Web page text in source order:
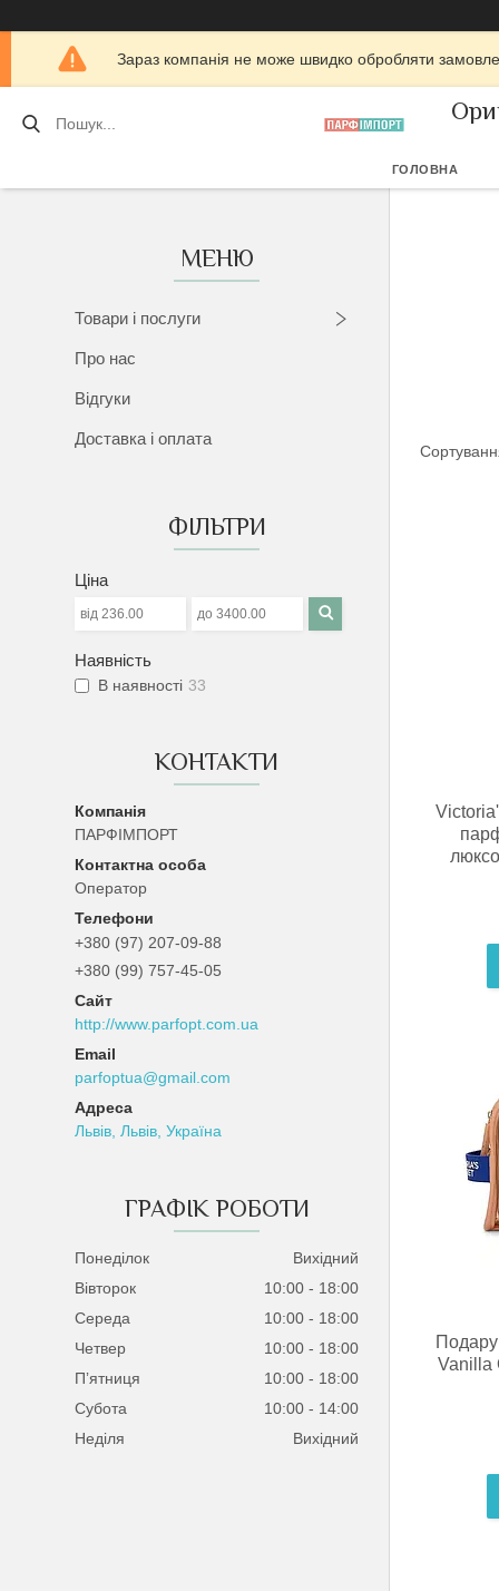
Зараз компанія не може швидко обробляти
ГОЛОВНА
Товари і послуги
Про нас
Відгуки
Доставка і оплата
ФІЛЬТРИ
Ціна
Наявність
В наявності 33
КОНТАКТИ
ПАРФІМПОРТ
Оператор
+380 (97) 207-09-88
+380 (99) 757-45-05
http://www.parfopt.com.ua
parfoptua@gmail.com
Львів, Львів, Україна
ГРАФІК РОБОТИ
Понеділок
Вихідний
Вівторок
10:00
18:00
Середа
10:00
18:00
Четвер
10:00
18:00
Пʼятниця
10:00
18:00
Субота
10:00
14:00
Неділя
Вихідний
Vanilla